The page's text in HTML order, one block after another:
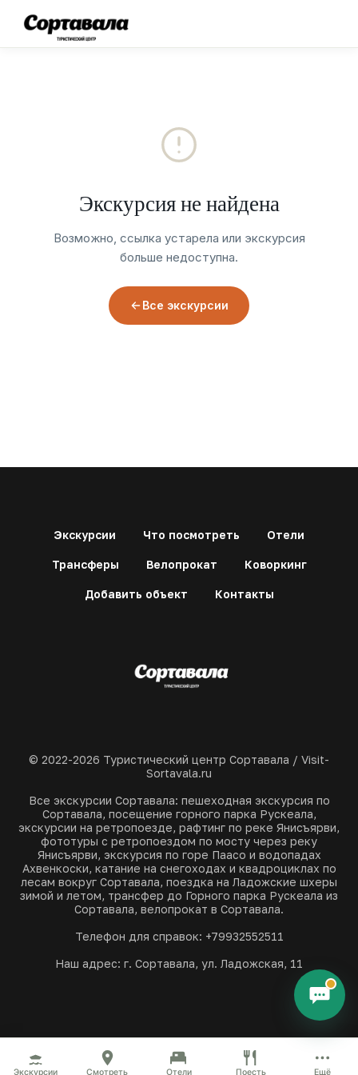
Экскурсия не найдена
Возможно, ссылка устарела или экскурсия
больше недоступна.
Все экскурсии
Экскурсии Что посмотреть Отели
Трансферы Велопрокат Коворкинг
Добавить объект Контакты
© 2022-2026 Туристический центр Сортавала / Visit-
Sortavala.ru
Все экскурсии Сортавала: пешеходная экскурсия по
Сортавала, посещение горного парка Рускеала,
экскурсии на ретропоезде, рафтинг по реке Янисъярви,
фототуры с ретропоездом по мосту через реку
Янисъярви, экскурсия по горе Паасо и водопадах
Ахвенкоски, катание на снегоходах и квадроциклах по
лесам вокруг Сортавала, поездка на Ладожские шхеры
зимой и летом, трансфер до Горного парка Рускеала из
Сортавала, велопрокат в Сортавала.
Телефон для справок: +79932552511
Наш адрес: г. Сортавала, ул. Ладожская, 11